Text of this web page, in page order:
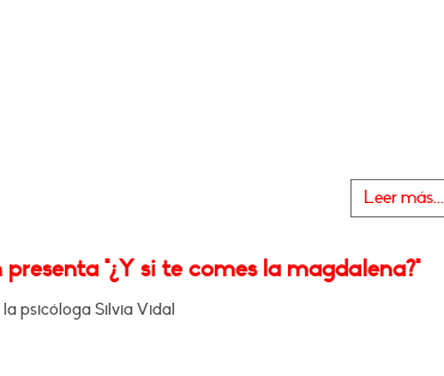
Leer más...
"¿Y si te comes la magdalena?"
psicóloga Silvia Vidal